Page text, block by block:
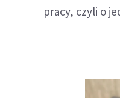
pracy, czyli o